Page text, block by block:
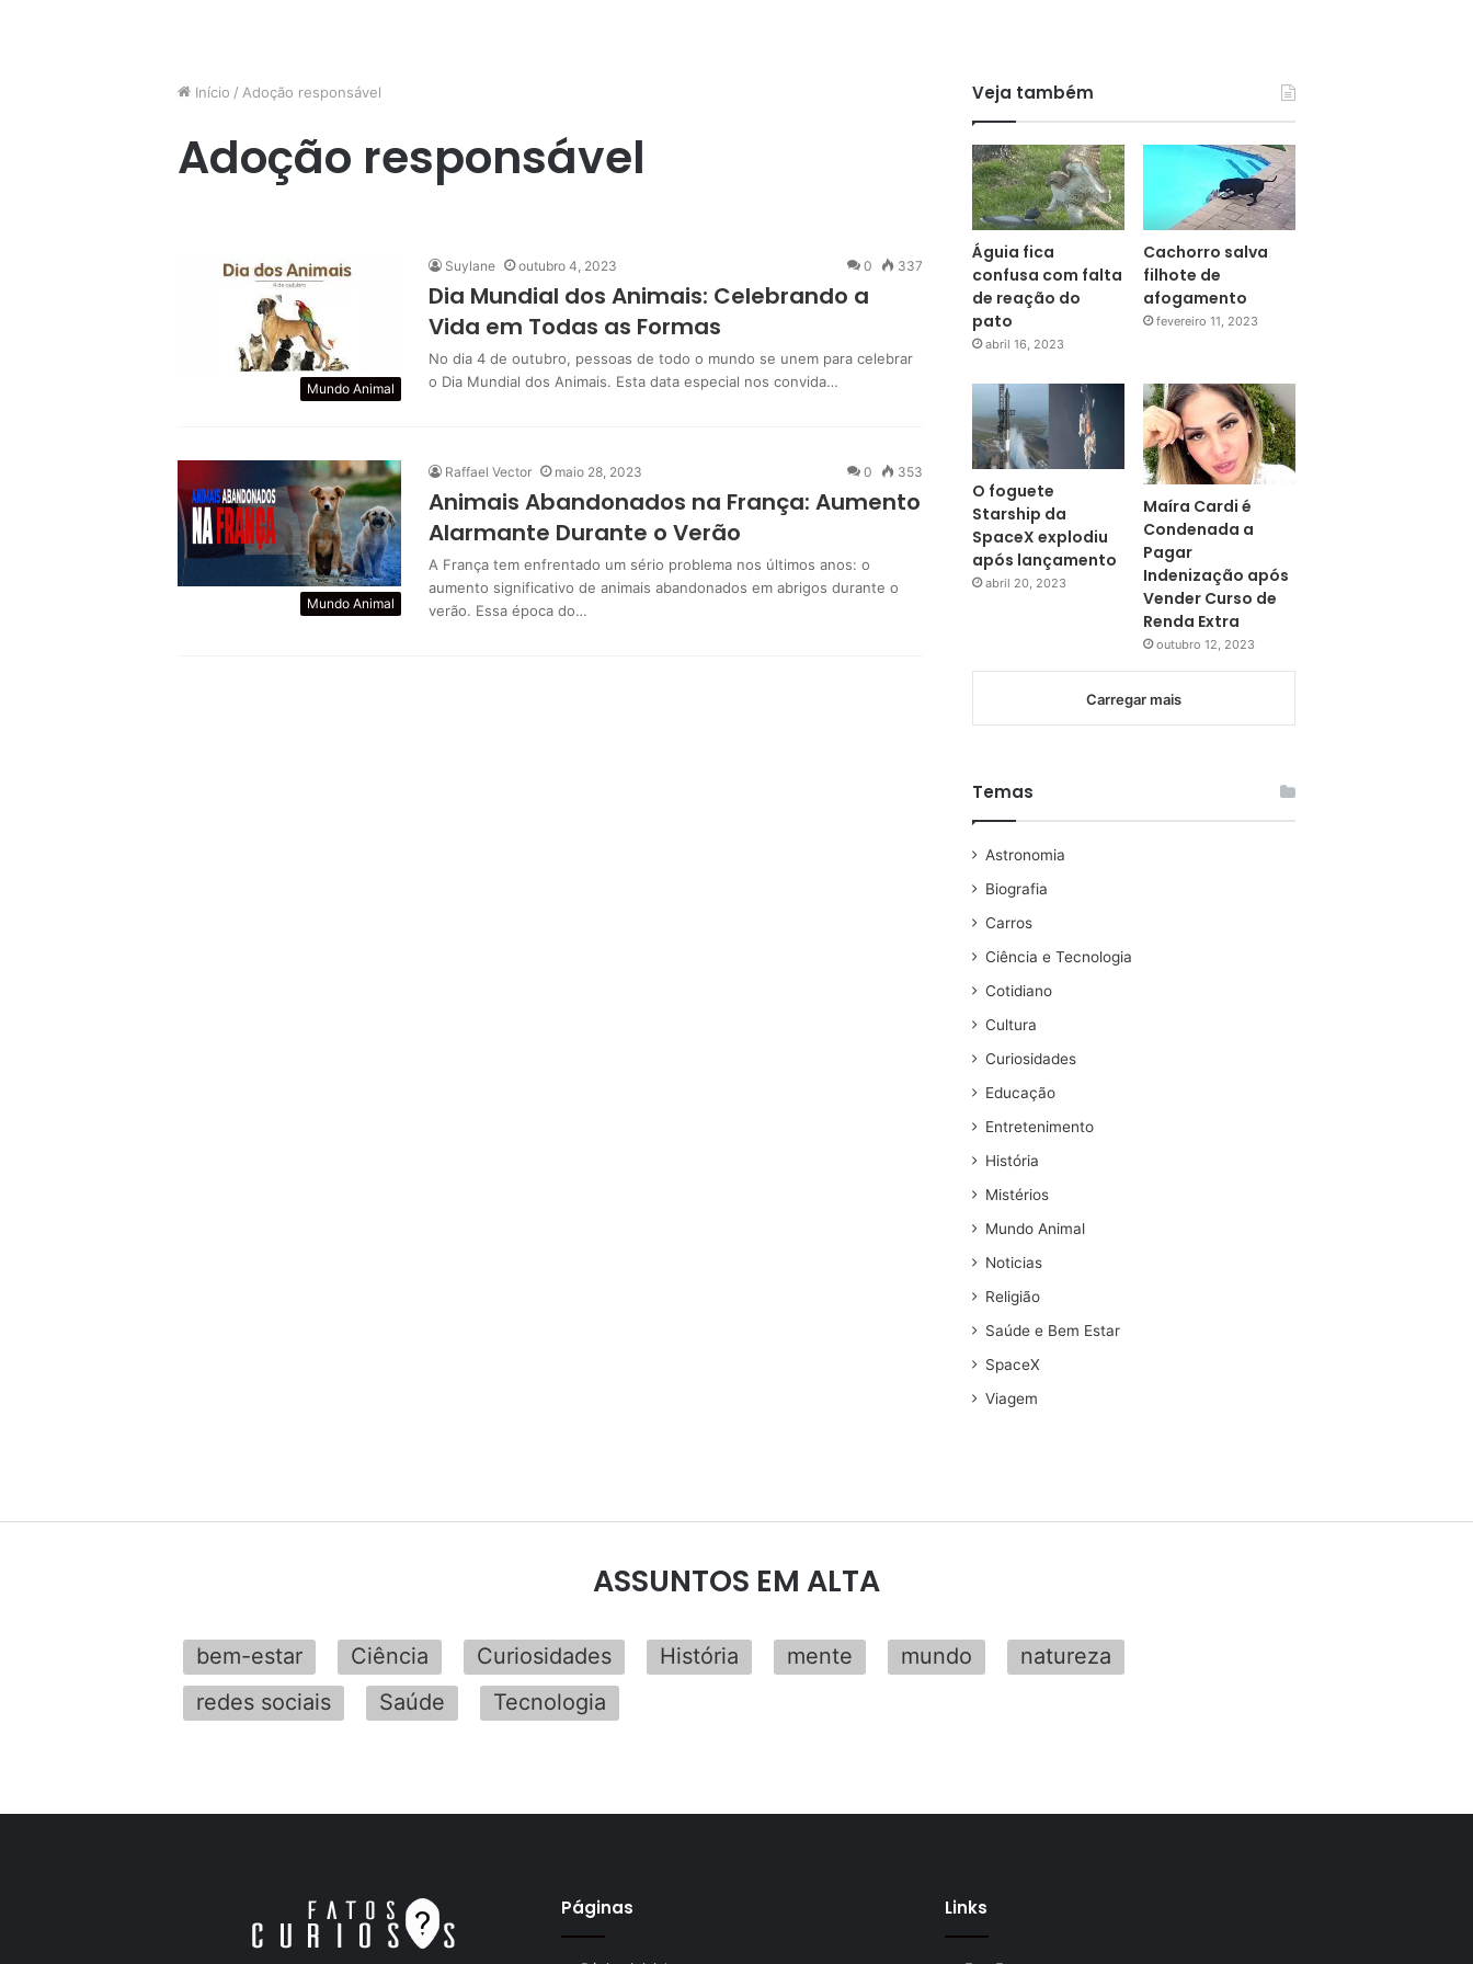
Início / Adoção responsável
Adoção responsável
Mundo Animal
Suylane outubro 4, 2023 0 337
Dia Mundial dos Animais: Celebrando a
Vida em Todas as Formas
No dia 4 de outubro, pessoas de todo o mundo se unem para celebrar
o Dia Mundial dos Animais. Esta data especial nos convida…
Mundo Animal
Raffael Vector maio 28, 2023 0 353
Animais Abandonados na França: Aumento
Alarmante Durante o Verão
A França tem enfrentado um sério problema nos últimos anos: o
aumento significativo de animais abandonados em abrigos durante o
verão. Essa época do…
Veja também
Águia fica
confusa com falta
de reação do
pato
abril 16, 2023
Cachorro salva
filhote de
afogamento
fevereiro 11, 2023
O foguete
Starship da
SpaceX explodiu
após lançamento
abril 20, 2023
Maíra Cardi é
Condenada a
Pagar
Indenização após
Vender Curso de
Renda Extra
outubro 12, 2023
Carregar mais
Temas
Astronomia
Biografia
Carros
Ciência e Tecnologia
Cotidiano
Cultura
Curiosidades
Educação
Entretenimento
História
Mistérios
Mundo Animal
Noticias
Religião
Saúde e Bem Estar
SpaceX
Viagem
ASSUNTOS EM ALTA
bem-estar Ciência Curiosidades História mente mundo
natureza
redes sociais
Saúde Tecnologia
Páginas Links